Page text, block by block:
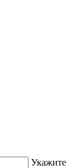
Укажите